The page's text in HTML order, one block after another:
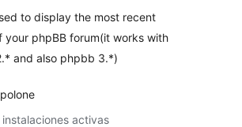
to display the most recent
your phpBB forum(it works with
and also phpbb 3.*)
instalaciones activas